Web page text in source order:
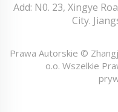
Add: N0. 23, Xingye
City.
Prawa Autorskie ©
o.o. Wszelkie